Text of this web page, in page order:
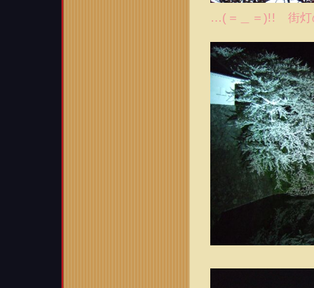
…(＝＿＝)!! 街灯